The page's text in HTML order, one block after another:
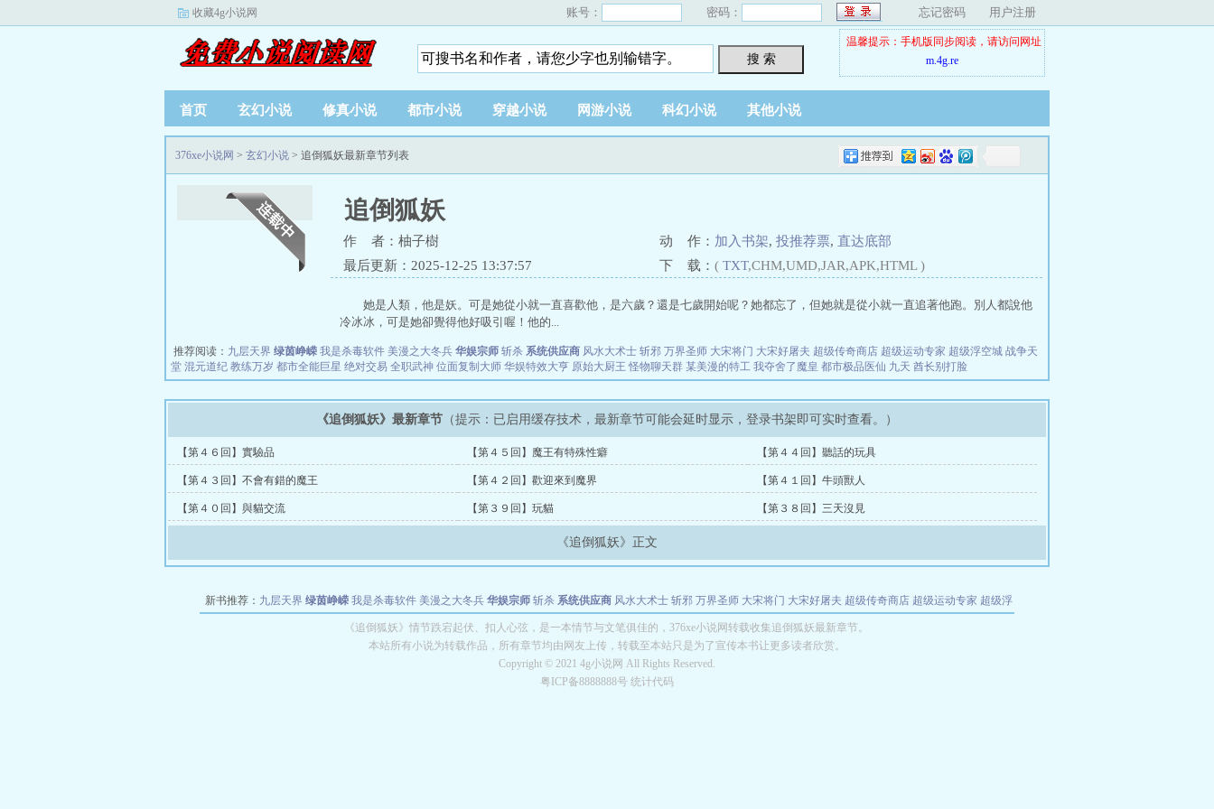
收藏4g小说网 账号： 密码： 忘记密码 用户注册
搜 索
温馨提示：手机版同步阅读，请访问网址
m.4g.re
首页 玄幻小说 修真小说 都市小说 穿越小说 网游小说 科幻小说 其他小说
376xe小说网 > 玄幻小说 > 追倒狐妖最新章节列表
追倒狐妖
作 者：柚子樹 动 作： 加入书架, 投推荐票, 直达底部
最后更新：2025-12-25 13:37:57
下 载： ( TXT,CHM,UMD,JAR,APK,HTML )
她是人類，他是妖。可是她從小就一直喜歡他，是六歲？還是七歲開始呢？她都忘了，但她就是從小就一直追著他跑。別人都說他
冷冰冰，可是她卻覺得他好吸引喔！他的...
推荐阅读： 九层天界 绿茵峥嵘 我是杀毒软件 美漫之大冬兵 华娱宗师 斩杀 系统供应商 风水大术士 斩邪 万界圣师 大宋将门 大宋好屠夫 超级传奇商店 超级运动专家 超级浮空城 战争天
堂 混元道纪 教练万岁 都市全能巨星 绝对交易 全职武神 位面复制大师 华娱特效大亨 原始大厨王 怪物聊天群 某美漫的特工 我夺舍了魔皇 都市极品医仙 九天 酋长别打脸
《追倒狐妖》最新章节 （提示：已启用缓存技术，最新章节可能会延时显示，登录书架即可实时查看。）
【第４６回】實驗品 【第４５回】魔王有特殊性癖 【第４４回】聽話的玩具
【第４３回】不會有錯的魔王 【第４２回】歡迎來到魔界 【第４１回】牛頭獸人
【第４０回】與貓交流 【第３９回】玩貓 【第３８回】三天沒見
《追倒狐妖》正文
新书推荐： 九层天界 绿茵峥嵘 我是杀毒软件 美漫之大冬兵 华娱宗师 斩杀 系统供应商 风水大术士 斩邪 万界圣师 大宋将门 大宋好屠夫 超级传奇商店 超级运动专家 超级浮
教练万岁 都市全能巨星 绝对交易 全职武神 位面复制大师 华娱特效大亨 原始大厨王 怪物聊天群 某美漫的特工 我夺舍了魔皇
长别打脸
《追倒狐妖》情节跌宕起伏、扣人心弦，是一本情节与文笔俱佳的，376xe小说网转载收集追倒狐妖最新章节。
本站所有小说为转载作品，所有章节均由网友上传，转载至本站只是为了宣传本书让更多读者欣赏。
Copyright © 2021 4g小说网 All Rights Reserved.
粤ICP备8888888号 统计代码